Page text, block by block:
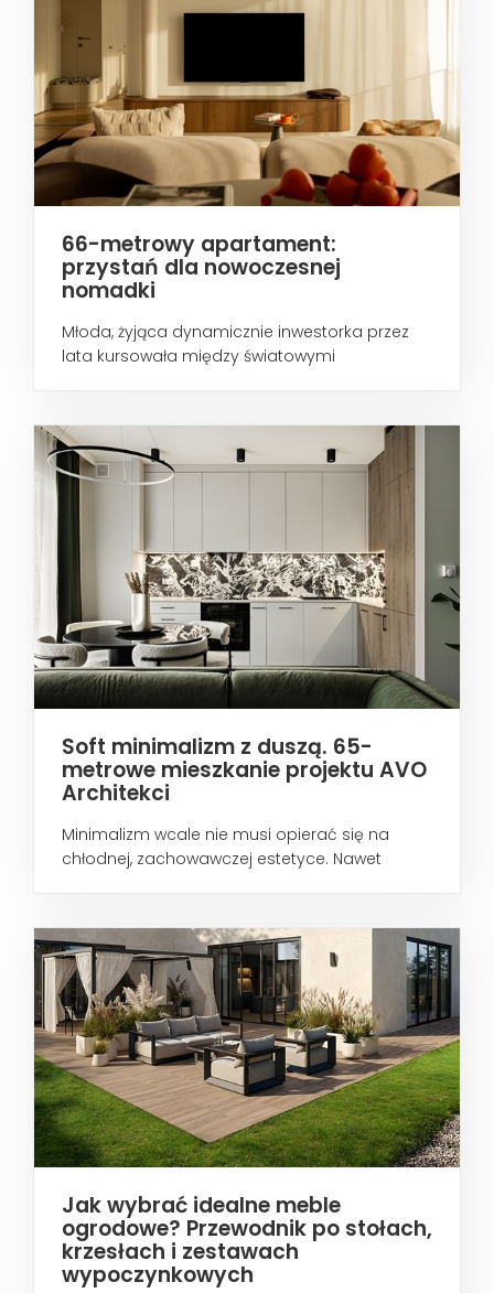
66-metrowy apartament:
przystań dla nowoczesnej
nomadki
Młoda, żyjąca dynamicznie inwestorka przez
lata kursowała między światowymi
Soft minimalizm z duszą. 65-
metrowe mieszkanie projektu AVO
Architekci
Minimalizm wcale nie musi opierać się na
chłodnej, zachowawczej estetyce. Nawet
Jak wybrać idealne meble
ogrodowe? Przewodnik po stołach,
krzesłach i zestawach
wypoczynkowych